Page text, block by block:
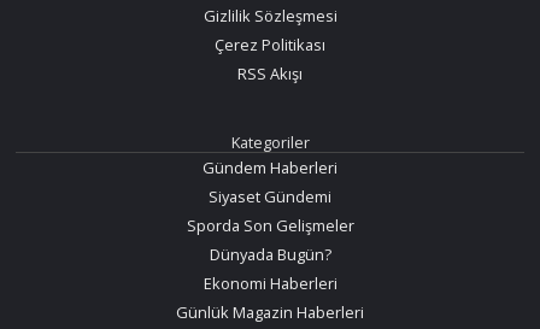
Gizlilik Sözleşmesi
Çerez Politikası
RSS Akışı
Kategoriler
Gündem Haberleri
Siyaset Gündemi
Sporda Son Gelişmeler
Dünyada Bugün?
Ekonomi Haberleri
Günlük Magazin Haberleri